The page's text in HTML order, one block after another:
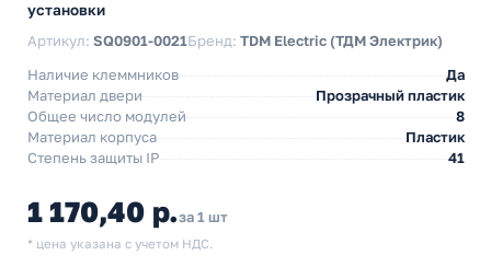
установки
Артикул: SQ0901-0021Бренд: TDM Electric (ТДМ Электрик)
Наличие клеммников
Да
Материал двери
Прозрачный пластик
Общее число модулей
8
Материал корпуса
Пластик
Степень защиты IP
41
1 170,40 р.за 1 шт
* цена указана с учетом НДС.